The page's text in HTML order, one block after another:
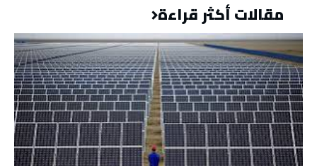
مقالات أكثر قراءة